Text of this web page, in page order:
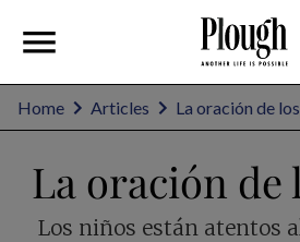
Home Articles La oración de
La oración de
Los niños están atentos